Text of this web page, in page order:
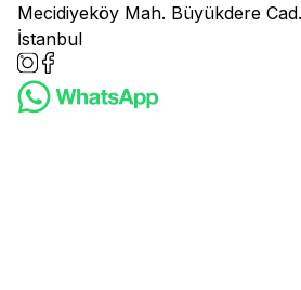
Mecidiyeköy Mah. Büyükdere
İstanbul